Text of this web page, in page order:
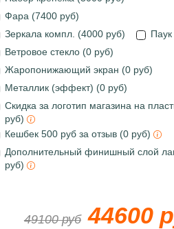
Фара (7400 руб)
Зеркала компл. (4000 руб)
Ветровое стекло (0 руб)
Жаропонижающий экран (0 руб)
Металлик (эффект) (0 руб)
Скидка за логотип магазина на
руб)
Кешбек 500 руб за отзыв (0 руб)
Дополнительный финишный слой
руб)
49100 руб 44600